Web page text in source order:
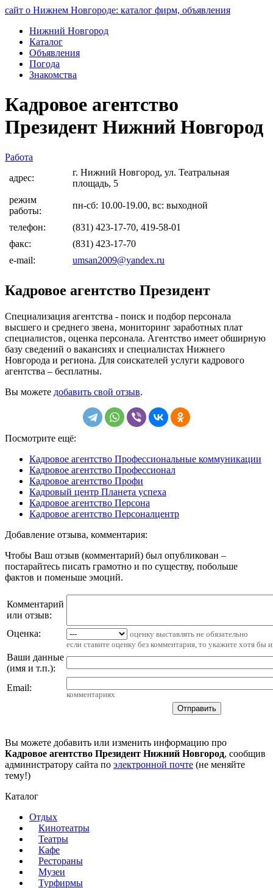
сайт о Нижнем Новгороде: каталог фирм, объявления
Нижний Новгород
Каталог
Объявления
Погода
Знакомства
Кадровое агентство
Президент Нижний Новгород
Работа
адрес:
г. Нижний Новгород, ул. Театральная
площадь, 5
режим
работы:
пн-сб: 10.00-19.00, вс: выходной
телефон:
(831) 423-17-70, 419-58-01
факс:
(831) 423-17-70
e-mail:
umsan2009@yandex.ru
Кадровое агентство Президент
Специализация агентства - поиск и подбор персонала
высшего и среднего звена‚ мониторинг заработных плат
специалистов‚ оценка персонала. Агентство имеет обширную
базу сведений о вакансиях и специалистах Нижнего
Новгорода и региона. Для соискателей услуги кадрового
агентства – бесплатны.
Вы можете добавить свой отзыв.
Посмотрите ещё:
Кадровое агентство Профессиональные коммуникации
Кадровое агентство Профессионал
Кадровое агентство Профи
Кадровый центр Планета успеха
Кадровое агентство Персона
Кадровое агентство Персоналцентр
Добавление отзыва, комментария:
Чтобы Ваш отзыв (комментарий) был опубликован –
постарайтесь писать грамотно и по существу, побольше
фактов и поменьше эмоций.
Комментарий
или отзыв:
Оценка:
оценку выставлять не обязательно
если ставите оценку без комментария, то укажите хотя бы
Ваши данные
(имя и т.п.):
Email:
комментариях
Вы можете добавить или изменить информацию про
Кадровое агентство Президент Нижний Новгород, сообщив
администратору сайта по электронной почте (не меняйте
тему!)
Каталог
Отдых
Кинотеатры
Театры
Кафе
Рестораны
Музеи
Турфирмы